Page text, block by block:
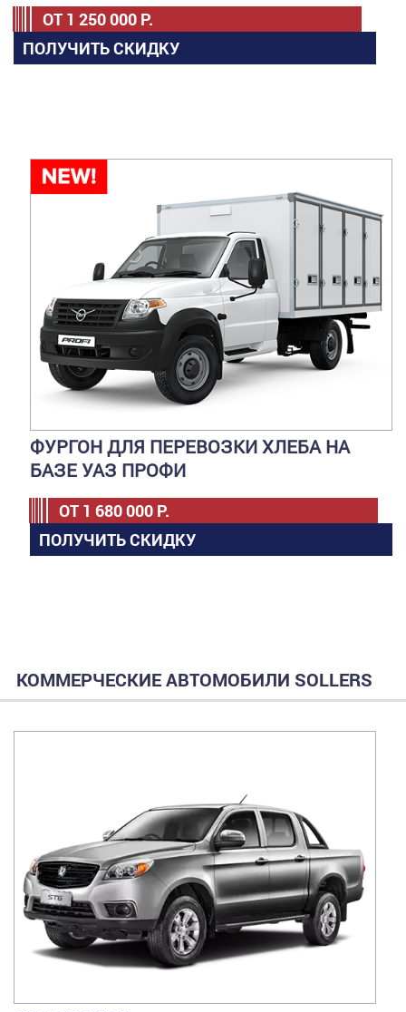
ОТ 1 250 000 Р.
ПОЛУЧИТЬ СКИДКУ
ФУРГОН ДЛЯ ПЕРЕВОЗКИ ХЛЕБА НА
БАЗЕ УАЗ ПРОФИ
ОТ 1 680 000 Р.
ПОЛУЧИТЬ СКИДКУ
КОММЕРЧЕСКИЕ АВТОМОБИЛИ SOLLERS